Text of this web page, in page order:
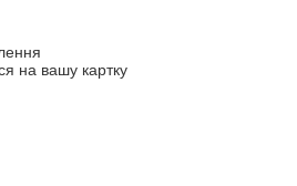
на вашу картку